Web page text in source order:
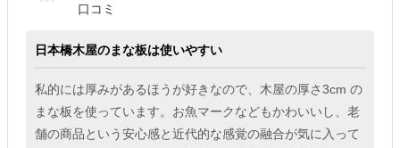
口コミ
日本橋木屋のまな板は使いやすい
私的には厚みがあるほうが好きなので、木屋の厚さ3cm の
まな板を使っています。お魚マークなどもかわいいし、老
舗の商品という安心感と近代的な感覚の融合が気に入って